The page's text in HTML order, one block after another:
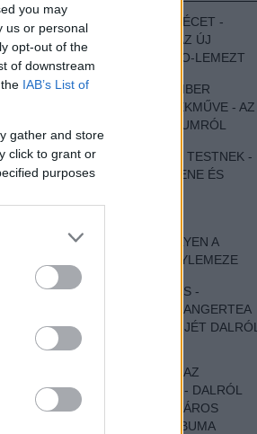
you may
us or personal
opt-out of the
of downstream
IAB’s List of
gather and store
click to grant or
purposes
MEGUGROTTÁK A LÉCET -
MEGHALLGATTUK AZ ÚJ
PROTEST THE HERO-LEMEZT
EGY DÜHÖS VÉNEMBER
UNIVERZÁLIS REMEKMŰVE - AZ
ÚJ BOB DYLAN-ALBUMRÓL
ZENE LÉLEKNEK ÉS TESTNEK -
AUTENTIKUS NÉPZENE ÉS
SZOMORKODÁS - ILYEN A
KATATONIA ÚJ NAGYLEMEZE
CROCODILE NERVES -
HALLGASD MEG AZ ANGERTEA
MA MEGJELENT EP-JÉT DALRÓL
DALRA!
A FELELŐSSÉGTŐL AZ
ELLOPOTT FÖLDIG - DALRÓL
DALRA A KÉPZELT VÁROS
SAMIZDAT CÍMŰ ALBUMA